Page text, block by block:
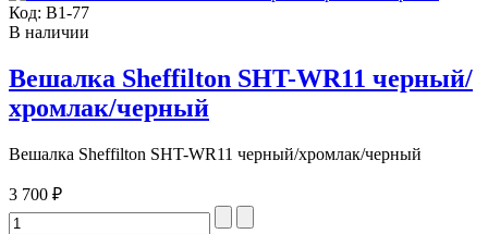
Код: В1-77
В наличии
Вешалка Sheffilton SHT-WR11 черный/
хромлак/черный
Вешалка Sheffilton SHT-WR11 черный/хромлак/черный
3 700 ₽